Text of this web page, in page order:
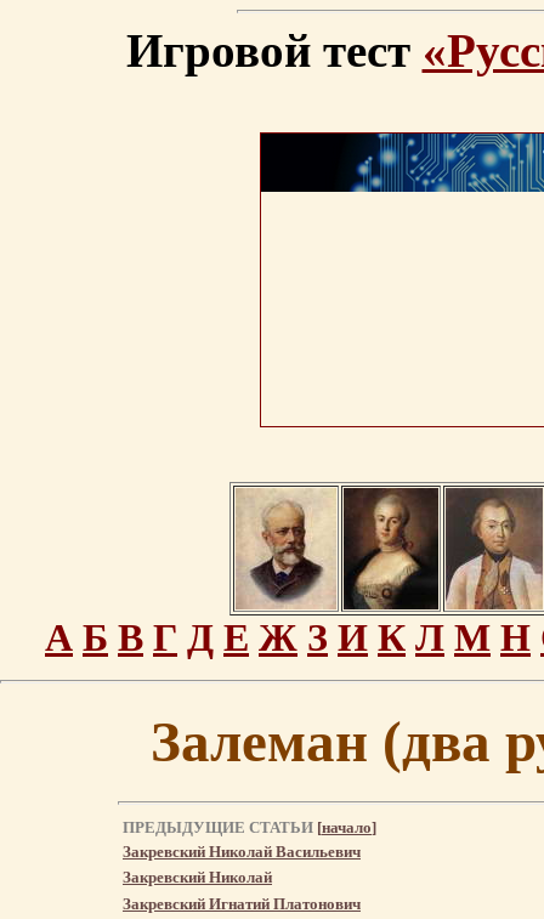
Игровой тест
А Б В Г Д Е Ж З И К Л М Н
Залеман (два
ПРЕДЫДУЩИЕ СТАТЬИ [начало]
Закревский Николай Васильевич
Закревский Николай
Закревский Игнатий Платонович